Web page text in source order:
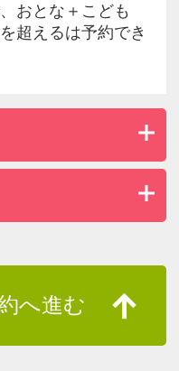
おとな＋こども
超えるは予約でき
へ進む